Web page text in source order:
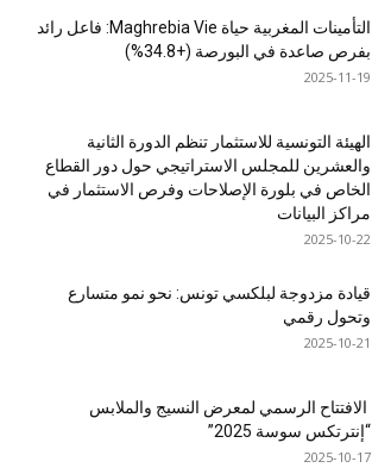
التأمينات المغربية حياة Maghrebia Vie: فاعل رائد
بفرص صاعدة في البورصة (+34.8%)
2025-11-19
الهيئة التونسية للاستثمار تنظم الدورة الثانية
والعشرين للمجلس الاستراتيجي حول دور القطاع
الخاص في بلورة الإصلاحات وفرص الاستثمار في
مراكز البيانات
2025-10-22
قيادة مزدوجة لبلكسي تونس: نحو نمو متسارع
وتحول رقمي
2025-10-21
الافتتاح الرسمي لمعرض النسيج والملابس
“إنترتكس سوسة 2025”
2025-10-17